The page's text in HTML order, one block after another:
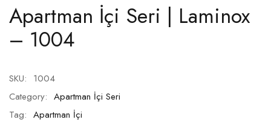
Apartman İçi Seri | Laminox
– 1004
SKU: 1004
Category: Apartman İçi Seri
Tag: Apartman İçi